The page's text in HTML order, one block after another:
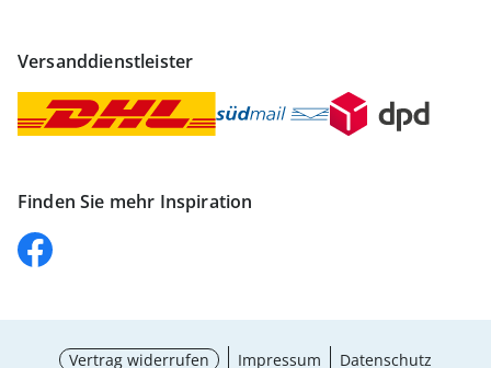
Versanddienstleister
Finden Sie mehr Inspiration
Vertrag widerrufen Impressum
Datenschutz